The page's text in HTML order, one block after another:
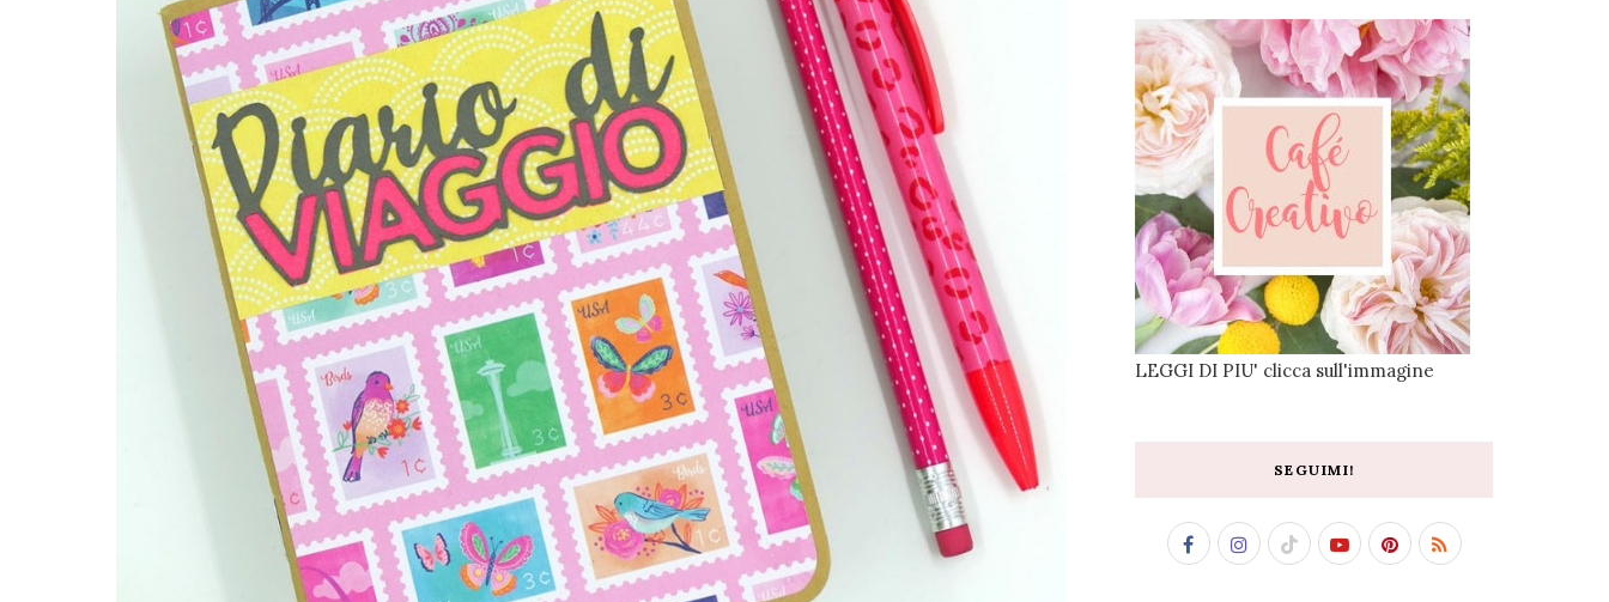
LEGGI DI PIU' clicca sull'immagine
SEGUIMI!